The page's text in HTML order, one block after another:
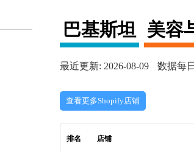
巴基斯坦 美容
最近更新: 2026-08-09 数据每
查看更多Shopify店铺
排名 店铺